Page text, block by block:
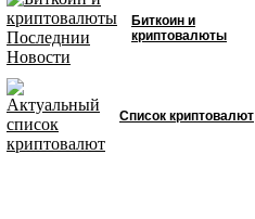
Биткоин и
криптовалюты
Список криптовалют